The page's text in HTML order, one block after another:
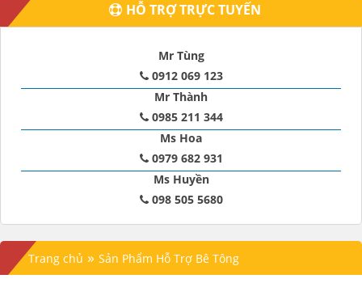
HỖ TRỢ TRỰC TUYẾN
Mr Tùng
0912 069 123
Mr Thành
0985 211 344
Ms Hoa
0979 682 931
Ms Huyền
098 505 5680
Trang chủ » Sản Phẩm Hỗ Trợ Bê Tông